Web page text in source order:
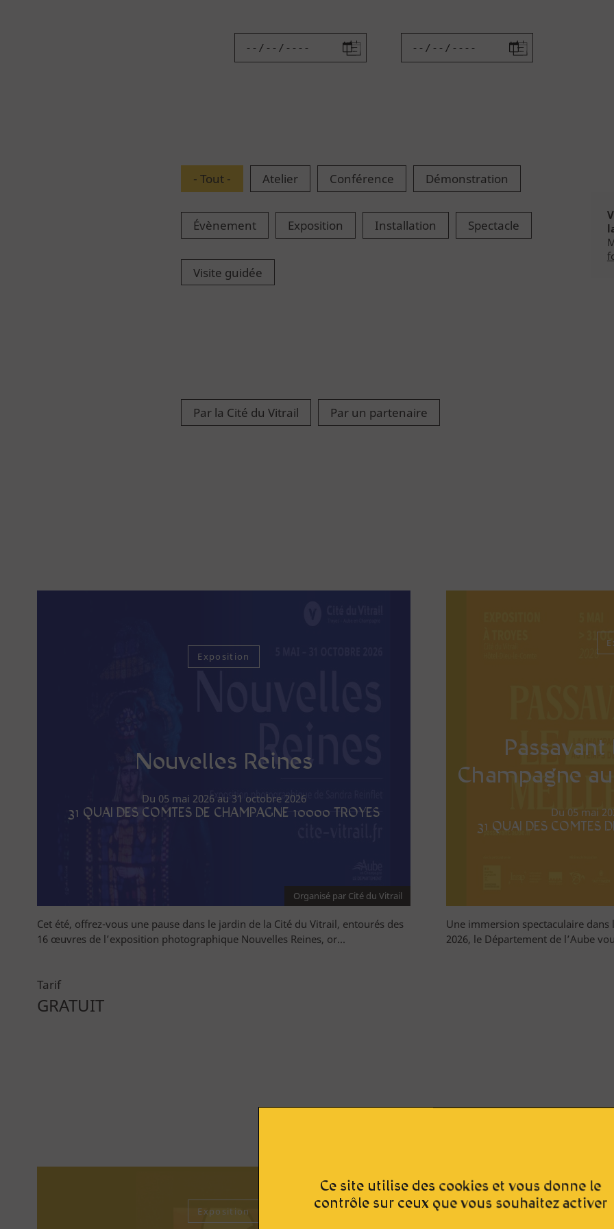
Acheter en ligne
Billetterie
Vous êtes
- Tout - Atelier Conférence Démonstration
Évènement Exposition Installation Spectacle
Visite guidée
Par la Cité du Vitrail Par un partenaire
Exposition
Nouvelles Reines
Du 05 mai 2026 au 31 octobre 2026
31 QUAI DES COMTES DE CHAMPAGNE 10000 TROYES
Organisé par Cité du Vitrail
Cet été, offrez-vous une pause dans le jardin de la Cité du Vitrail, entourés des
16 œuvres de l’exposition photographique Nouvelles Reines, or...
Tarif
GRATUIT
Champagne
Du 05 mai
31 QUAI DES COMTES
Une immersion spectaculaire
2026, le Département de l’Aube
Exposition
Ce site utilise des cookies et vous donne le
contrôle sur ceux que vous souhaitez activer